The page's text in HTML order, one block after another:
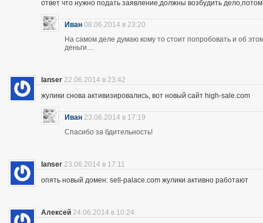
ответ что нужно подать заявление,должны возбудить
Иван 08.06.2014 в 23:20
На самом деле думаю кому то стоит попробовать и об
деньги…
lanser 22.06.2014 в 23:42
жулики снова активизировались, вот новый сайт high-sale.com
Иван 23.06.2014 в 17:19
Спасибо за бдительность!
lanser 23.06.2014 в 17:11
опять новый домен: sell-palace.com жулики активно работают
Алексей 24.06.2014 в 10:24